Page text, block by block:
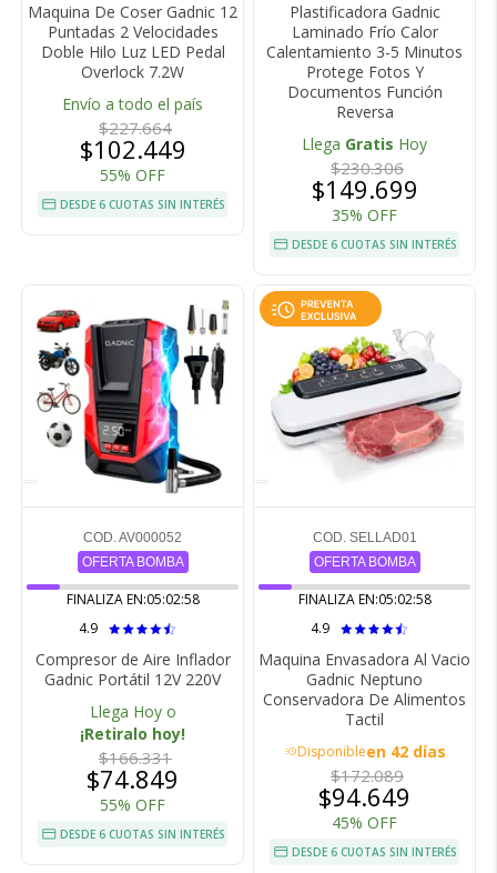
Maquina De Coser Gadnic 12
Puntadas 2 Velocidades
Doble Hilo Luz LED Pedal
Overlock 7.2W
Envío a todo el país
$227.664
$102.449
55% OFF
DESDE 6 CUOTAS SIN INTERÉS
Plastificadora Gadnic
Laminado Frío Calor
Calentamiento 3-5 Minutos
Protege Fotos Y
Documentos Función
Reversa
Llega Gratis Hoy
$230.306
$149.699
35% OFF
DESDE 6 CUOTAS SIN INTERÉS
COD. AV000052
OFERTA BOMBA
FINALIZA EN:05:02:57
4.9
Compresor de Aire Inflador
Gadnic Portátil 12V 220V
Llega Hoy o
¡Retiralo hoy!
$166.331
$74.849
55% OFF
DESDE 6 CUOTAS SIN INTERÉS
COD. SELLAD01
OFERTA BOMBA
FINALIZA EN:05:02:57
4.9
Maquina Envasadora Al Vacio
Gadnic Neptuno
Conservadora De Alimentos
Tactil
acuteDisponibleen 42 días
$172.089
$94.649
45% OFF
DESDE 6 CUOTAS SIN INTERÉS